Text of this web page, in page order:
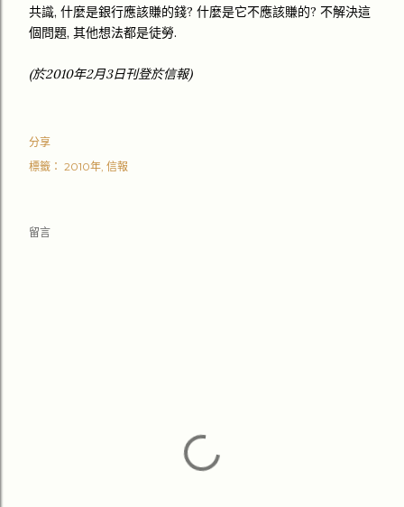
共識, 什麼是銀行應該賺的錢? 什麼是它不應該賺的? 不解決這
個問題, 其他想法都是徒勞.
(於2010年2月3日刊登於信報)
分享
標籤： 2010年 信報
留言